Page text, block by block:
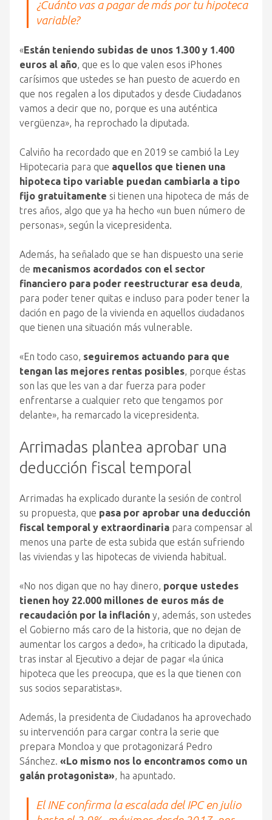
¿Cuánto vas a pagar de más por tu hipoteca
variable?
«Están teniendo subidas de unos 1.300 y 1.400
euros al año, que es lo que valen esos iPhones
carísimos que ustedes se han puesto de acuerdo en
que nos regalen a los diputados y desde Ciudadanos
vamos a decir que no, porque es una auténtica
vergüenza», ha reprochado la diputada.
Calviño ha recordado que en 2019 se cambió la Ley
Hipotecaria para que aquellos que tienen una
hipoteca tipo variable puedan cambiarla a tipo
fijo gratuitamente si tienen una hipoteca de más de
tres años, algo que ya ha hecho «un buen número de
personas», según la vicepresidenta.
Además, ha señalado que se han dispuesto una serie
de mecanismos acordados con el sector
financiero para poder reestructurar esa deuda,
para poder tener quitas e incluso para poder tener la
dación en pago de la vivienda en aquellos ciudadanos
que tienen una situación más vulnerable.
«En todo caso, seguiremos actuando para que
tengan las mejores rentas posibles, porque éstas
son las que les van a dar fuerza para poder
enfrentarse a cualquier reto que tengamos por
delante», ha remarcado la vicepresidenta.
Arrimadas plantea aprobar una
deducción fiscal temporal
Arrimadas ha explicado durante la sesión de control
su propuesta, que pasa por aprobar una deducción
fiscal temporal y extraordinaria para compensar al
menos una parte de esta subida que están sufriendo
las viviendas y las hipotecas de vivienda habitual.
«No nos digan que no hay dinero, porque ustedes
tienen hoy 22.000 millones de euros más de
recaudación por la inflación y, además, son ustedes
el Gobierno más caro de la historia, que no dejan de
aumentar los cargos a dedo», ha criticado la diputada,
tras instar al Ejecutivo a dejar de pagar «la única
hipoteca que les preocupa, que es la que tienen con
sus socios separatistas».
Además, la presidenta de Ciudadanos ha aprovechado
su intervención para cargar contra la serie que
prepara Moncloa y que protagonizará Pedro
Sánchez. «Lo mismo nos lo encontramos como un
galán protagonista», ha apuntado.
El INE confirma la escalada del IPC en julio